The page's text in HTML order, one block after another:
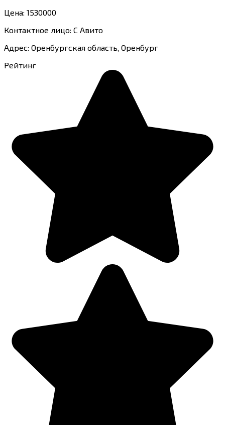
Цена: 1530000
Контактное лицо: С Авито
Адрес: Оренбургская область, Оренбург
Рейтинг